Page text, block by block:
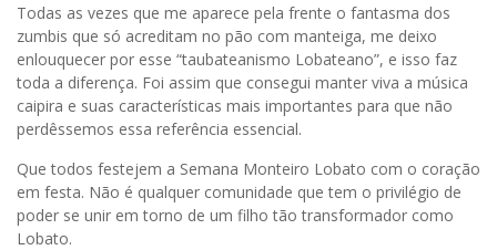
Todas as vezes que me aparece pela frente o fantasma dos
zumbis que só acreditam no pão com manteiga, me deixo
enlouquecer por esse “taubateanismo Lobateano”, e isso faz
toda a diferença. Foi assim que consegui manter viva a música
caipira e suas características mais importantes para que não
perdêssemos essa referência essencial.
Que todos festejem a Semana Monteiro Lobato com o coração
em festa. Não é qualquer comunidade que tem o privilégio de
poder se unir em torno de um filho tão transformador como
Lobato.